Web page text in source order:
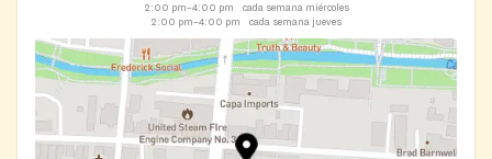
2:00 pm–4:00 pm
cada semana miércoles
2:00 pm–4:00 pm
cada semana jueves